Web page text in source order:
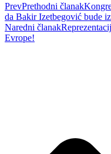
PrevPrethodni članak
da Bakir Izetbegović bude
Naredni članak
Evrope!